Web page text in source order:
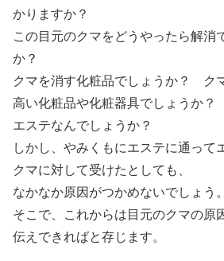
かりますか？
この目元のクマをどうやったら解消
か？
クマを消す化粧品でしょうか？ ク
高い化粧品や化粧器具でしょうか？
エステなんでしょうか？
しかし、やみくもにエステに通って
クマに対して受けたとしても、
なかなか原因がつかめないでしょう。
そこで、これからは目元のクマの原
伝えできればと存じます。